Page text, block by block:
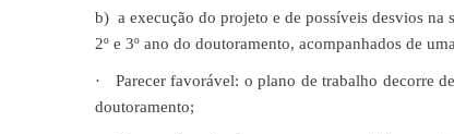
b) a execução do projeto e de possíveis desvios na
2º e 3º ano do doutoramento, acompanhados de
· Parecer favorável: o plano de trabalho decorre
doutoramento;